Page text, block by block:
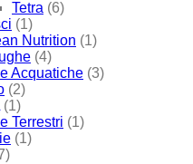
Tetra (6)
(1)
Nutrition (1)
(4)
Acquatiche (3)
(2)
(1)
Terrestri (1)
(1)